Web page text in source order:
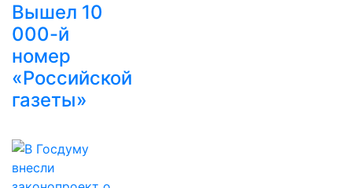
Вышел 10
000-й
номер
«Российской
газеты»